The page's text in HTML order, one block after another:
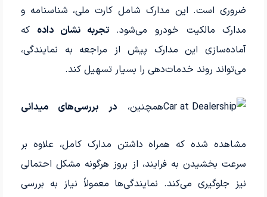
ضروری است. این مدارک شامل کارت ملی، شناسنامه و
مدارک مالکیت خودرو می‌شود.تجربه نشان داده که
آماده‌سازی این مدارک پیش از مراجعه به نمایندگی،
می‌تواند روند خدمات‌دهی را بسیار تسهیل کند.
همچنین،در بررسی‌های میدانی
مشاهده شده که همراه داشتن مدارک کامل، علاوه بر
سرعت بخشیدن به فرایند، از بروز هرگونه مشکل احتمالی
نیز جلوگیری می‌کند. نمایندگی‌ها معمولاً نیاز به بررسی